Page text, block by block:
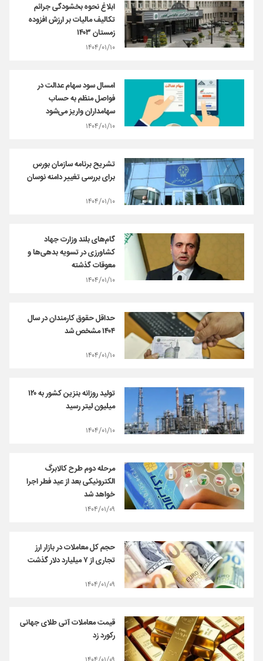
ابلاغ نحوه بخشودگی جرائم
تکالیف مالیات بر ارزش افزوده
زمستان ۱۴۰۳
۱۴۰۴/۰۱/۱۰
امسال سود سهام عدالت در
فواصل منظم به حساب
سهامداران واریز می‌شود
۱۴۰۴/۰۱/۱۰
تشریح برنامه سازمان بورس
برای بررسی تغییر دامنه نوسان
۱۴۰۴/۰۱/۱۰
گام‌های بلند وزارت جهاد
کشاورزی در تسویه بدهی‌ها و
معوقات گذشته
۱۴۰۴/۰۱/۱۰
حداقل حقوق کارمندان در سال
۱۴۰۴ مشخص شد
۱۴۰۴/۰۱/۱۰
تولید روزانه بنزین کشور به ۱۲۰
میلیون لیتر رسید
۱۴۰۴/۰۱/۱۰
مرحله دوم طرح کالابرگ
الکترونیکی بعد از عید فطر اجرا
خواهد شد
۱۴۰۴/۰۱/۰۹
حجم کل معاملات در بازار ارز
تجاری از ۷ میلیارد دلار گذشت
۱۴۰۴/۰۱/۰۹
قیمت معاملات آتی طلای جهانی
رکورد زد